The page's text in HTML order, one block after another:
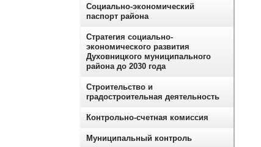
Социально-экономический
паспорт района
Стратегия социально-
экономического развития
Духовницкого муниципального
района до 2030 года
Строительство и
градостроительная деятельность
Контрольно-счетная комиссия
Муниципальный контроль